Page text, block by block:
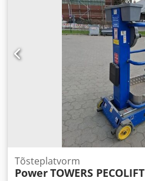
Tõsteplatvorm
PowerTOWERS PECOLIFT